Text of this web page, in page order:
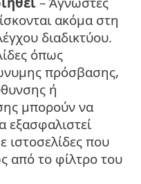
ακόμα στη
διαδικτύου.
όπως
πρόσβασης,
ή
μπορούν να
εξασφαλιστεί
που
από το φίλτρο του